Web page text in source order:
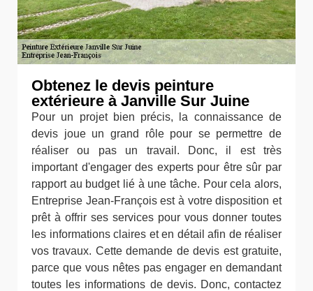
Obtenez le devis peinture
extérieure à Janville Sur Juine
Pour un projet bien précis, la connaissance de
devis joue un grand rôle pour se permettre de
réaliser ou pas un travail. Donc, il est très
important d'engager des experts pour être sûr par
rapport au budget lié à une tâche. Pour cela alors,
Entreprise Jean-François est à votre disposition et
prêt à offrir ses services pour vous donner toutes
les informations claires et en détail afin de réaliser
vos travaux. Cette demande de devis est gratuite,
parce que vous nêtes pas engager en demandant
toutes les informations de devis. Donc, contactez